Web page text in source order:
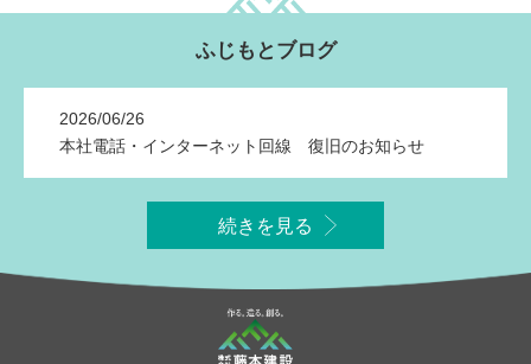
ふじもとブログ
2026/06/26
本社電話・インターネット回線 復旧のお知らせ
続きを見る